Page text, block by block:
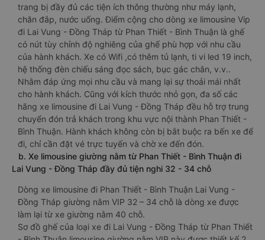
trang bị đầy đủ các tiện ích thông thường như máy lạnh,
chăn đắp, nước uống. Điểm cộng cho dòng xe limousine Vip
đi Lai Vung - Đồng Tháp từ Phan Thiết - Bình Thuận là ghế
có nút tùy chỉnh độ nghiêng của ghế phù hợp với nhu cầu
của hành khách. Xe có Wifi ,có thêm tủ lạnh, ti vi led 19 inch,
hệ thống đèn chiếu sáng đọc sách, bục gác chân, v.v..
Nhằm đáp ứng mọi nhu cầu và mang lại sự thoải mái nhất
cho hành khách. Cũng với kích thước nhỏ gọn, đa số các
hãng xe limousine đi Lai Vung - Đồng Tháp đều hỗ trợ trung
chuyển đón trả khách trong khu vực nội thành Phan Thiết -
Bình Thuận. Hành khách không còn bị bắt buộc ra bến xe để
đi, chỉ cần đặt vé trực tuyến và chờ xe đến đón.
b. Xe limousine giường nằm từ Phan Thiết - Bình Thuận đi
Lai Vung - Đồng Tháp đầy đủ tiện nghi 32 - 34 chỗ
Dòng xe limousine đi Phan Thiết - Bình Thuận Lai Vung -
Đồng Tháp giường nằm VIP 32 – 34 chỗ là dòng xe được
làm lại từ xe giường nằm 40 chỗ.
Sơ đồ ghế của loại xe đi Lai Vung - Đồng Tháp từ Phan Thiết